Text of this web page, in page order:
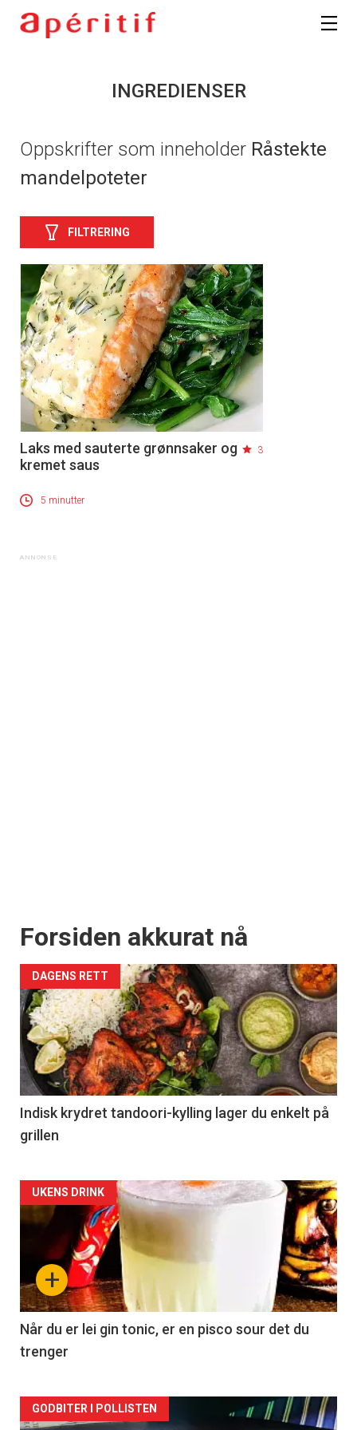
INGREDIENSER
Oppskrifter som inneholder Råstekte
mandelpoteter
FILTRERING
Laks med sauterte grønnsaker og
kremet saus
3
5 minutter
Forsiden akkurat nå
DAGENS RETT
Indisk krydret tandoori-kylling lager du enkelt på
grillen
Forsiden
akkurat
nå
-
2
+
UKENS DRINK
Når du er lei gin tonic, er en pisco sour det du
trenger
Forsiden
GODBITER I POLLISTEN